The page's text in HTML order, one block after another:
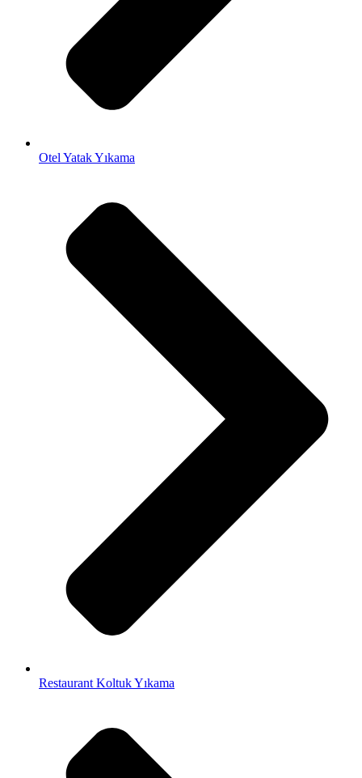
Otel Yatak Yıkama
Restaurant Koltuk Yıkama